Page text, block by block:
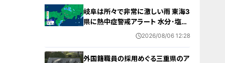
岐阜は所々で非常に激しい雨 東海3
県に熱中症警戒アラート 水分･塩分
補給など対策を 愛知･名古屋･岐阜･
2026/08/06 12:28
外国籍職員の採用めぐる三重県のア